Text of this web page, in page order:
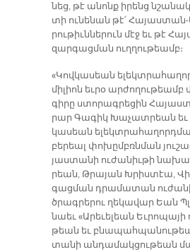
նեց, թէ ա­նոնք ի­րենց
տի ու­նե­նան թէ՛
րու­թիւն­նե­րուն մէջ եւ թէ
զար­գաց­ման ուղ­ղու­թեամբ։
«Կով­կա­սեան
մի­լիոն եւ­րօ
գի­րը ստո­րագ­րե­ցին
րար Գա­գիկ Խա­չատ­րեան եւ
կա­սեան
բե­րեալ փո­խըմբռն­ման
յաս­տա­նի ու­ժա­նիւ­թի
րեան, Թրա­յան Խրիս­տէա,
գաց­ման դրա­մա­տան
ծրագ­րե­րու ղե­կա­վար Եան
նաեւ «Ա­րե­ւե­լեան
թեան եւ
տա­նի ան­դա­մակ­ցու­թեան